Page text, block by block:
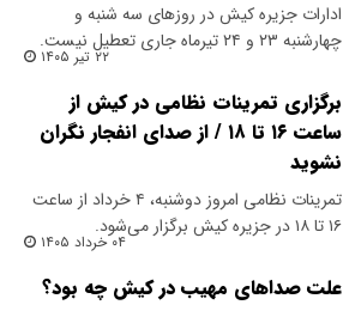
ادارات جزیره کیش در روزهای سه شنبه و
چهارشنبه ۲۳ و ۲۴ تیرماه جاری تعطیل نیست.
۲۲ تیر ۱۴۰۵
برگزاری تمرینات نظامی در کیش از
ساعت ۱۶ تا ۱۸ / از صدای انفجار نگران
نشوید
تمرینات نظامی امروز دوشنبه، ۴ خرداد از ساعت
۱۶ تا ۱۸ در جزیره کیش برگزار می‌شود.
۰۴ خرداد ۱۴۰۵
علت صداهای مهیب در کیش چه بود؟